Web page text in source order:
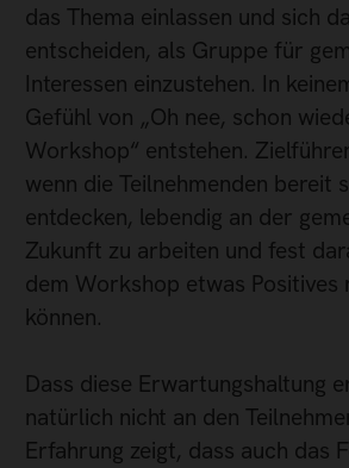
das Thema einlassen und sich
entscheiden, als Gruppe für
Interessen einzustehen. In
Gefühl von „Oh nee, schon
Workshop“ entstehen.
wenn die Teilnehmenden bereit
entdecken, lebendig an der
Zukunft zu arbeiten und fest
dem Workshop etwas Positives
können.
Dass diese Erwartungshaltung
natürlich nicht an den
Erfahrung zeigt, dass auch das